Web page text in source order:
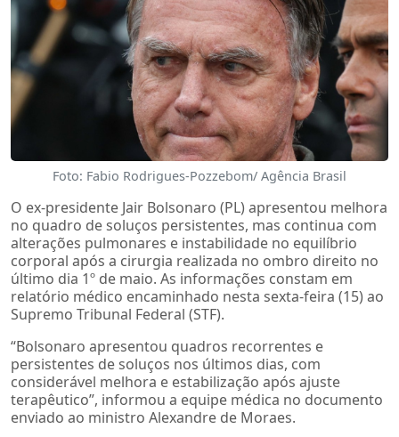
Foto: Fabio Rodrigues-Pozzebom/ Agência Brasil
O ex-presidente Jair Bolsonaro (PL) apresentou melhora
no quadro de soluços persistentes, mas continua com
alterações pulmonares e instabilidade no equilíbrio
corporal após a cirurgia realizada no ombro direito no
último dia 1º de maio. As informações constam em
relatório médico encaminhado nesta sexta-feira (15) ao
Supremo Tribunal Federal (STF).
“Bolsonaro apresentou quadros recorrentes e
persistentes de soluços nos últimos dias, com
considerável melhora e estabilização após ajuste
terapêutico”, informou a equipe médica no documento
enviado ao ministro Alexandre de Moraes.